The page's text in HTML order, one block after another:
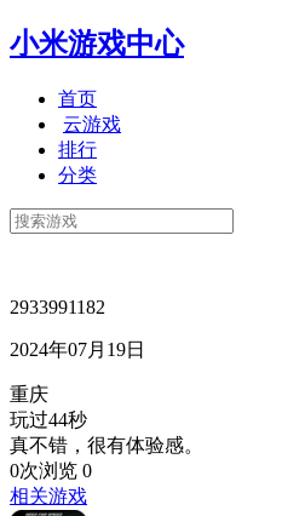
小米游戏中心
首页
云游戏
排行
分类
2933991182
2024年07月19日
重庆
玩过44秒
真不错，很有体验感。
0次浏览 0
相关游戏